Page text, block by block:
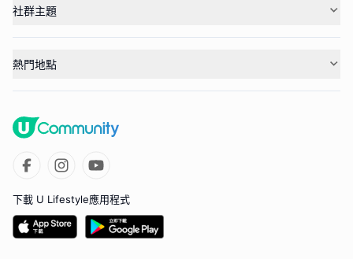
社群主題
熱門地點
下載 U Lifestyle應用程式